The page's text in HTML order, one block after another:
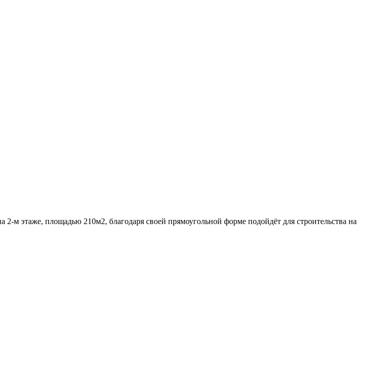
м этаже, площадью 210м2, благодаря своей прямоугольной форме подойдёт для строительства на